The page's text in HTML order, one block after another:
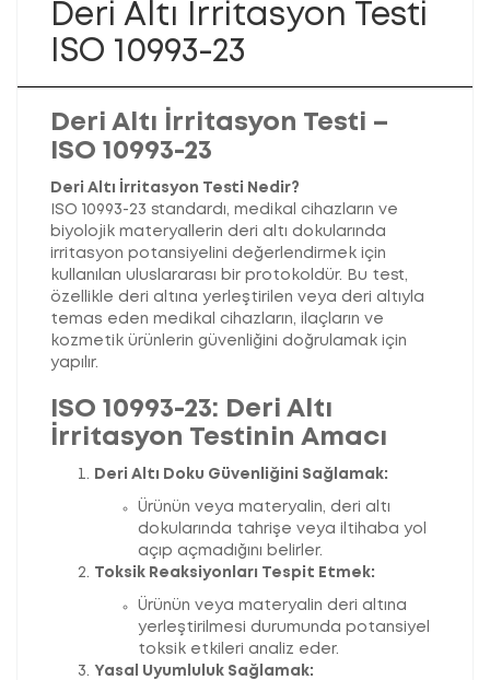
Deri Altı İrritasyon Testi
ISO 10993-23
Deri Altı İrritasyon Testi –
ISO 10993-23
Deri Altı İrritasyon Testi Nedir?
ISO 10993-23 standardı, medikal cihazların ve
biyolojik materyallerin deri altı dokularında
irritasyon potansiyelini değerlendirmek için
kullanılan uluslararası bir protokoldür. Bu test,
özellikle deri altına yerleştirilen veya deri altıyla
temas eden medikal cihazların, ilaçların ve
kozmetik ürünlerin güvenliğini doğrulamak için
yapılır.
ISO 10993-23: Deri Altı
İrritasyon Testinin Amacı
Deri Altı Doku Güvenliğini Sağlamak:
Ürünün veya materyalin, deri altı
dokularında tahrişe veya iltihaba yol
açıp açmadığını belirler.
Toksik Reaksiyonları Tespit Etmek:
Ürünün veya materyalin deri altına
yerleştirilmesi durumunda potansiyel
toksik etkileri analiz eder.
Yasal Uyumluluk Sağlamak: